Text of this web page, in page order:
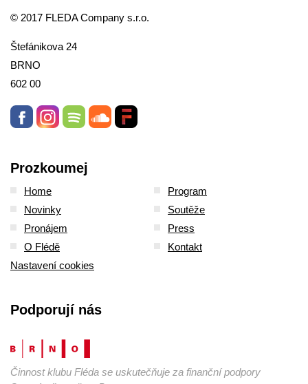
© 2017 FLEDA Company s.r.o.
Štefánikova 24
BRNO
602 00
Prozkoumej
Home
Program
Novinky
Soutěže
Pronájem
Press
O Flédě
Kontakt
Nastavení cookies
Podporují nás
Činnost klubu Fléda se uskutečňuje za finanční podpory